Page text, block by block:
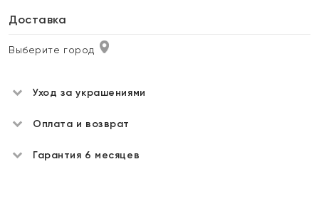
Доставка
Выберите город
Уход за украшениями
Оплата и возврат
Гарантия 6 месяцев